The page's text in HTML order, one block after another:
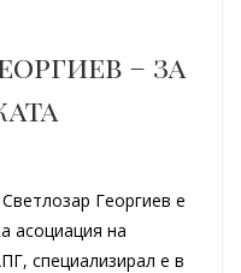
– за
Георгиев е
асоциация на
специализирал е в